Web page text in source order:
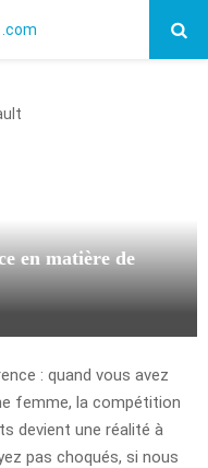
en matière de
: quand vous avez
femme, la compétition
devient une réalité à
pas choqués, si nous